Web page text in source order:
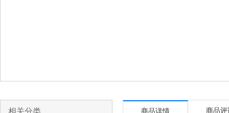
相关分类 商品详情 商品评